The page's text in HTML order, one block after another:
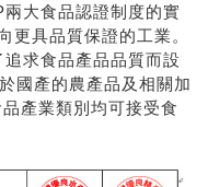
大食品認證制度的實
更具品質保證的工業。
求食品產品品質而設
國產的農產品及相關加
產業類別均可接受食